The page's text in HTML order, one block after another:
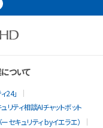
ついて
24」
リティ相談AIチャットボット
セキュリティ byイエラエ）